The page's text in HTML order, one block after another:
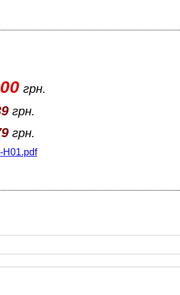
грн.
грн.
грн.
H01.pdf